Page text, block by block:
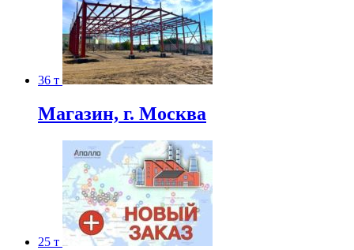
36 т
Магазин, г. Москва
25 т